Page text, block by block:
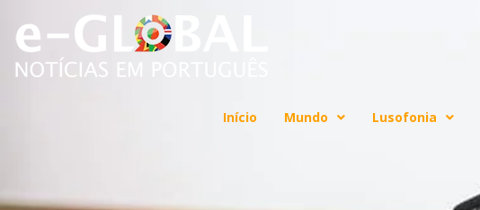
Início Mundo Lusofonia